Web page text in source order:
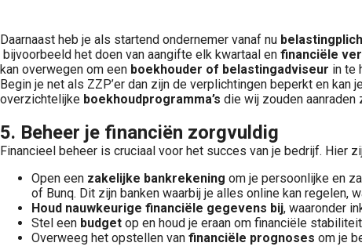
Daarnaast heb je als startend ondernemer vanaf nu
bijvoorbeeld het doen van aangifte elk kwartaal en financiële
kan overwegen om een boekhouder of belastingadviseur in te
Begin je net als ZZP’er dan zijn de verplichtingen beperkt en kan
overzichtelijke boekhoudprogramma’s die wij zouden aanraden
5. Beheer je financiën zorgvuldig
Financieel beheer is cruciaal voor het succes van je bedrijf. Hier
Open een zakelijke bankrekening om je persoonlijke en
of Bunq. Dit zijn banken waarbij je alles online kan regelen,
Houd nauwkeurige financiële gegevens bij, waaronder
Stel een budget op en houd je eraan om financiële
Overweeg het opstellen van financiële prognoses om je